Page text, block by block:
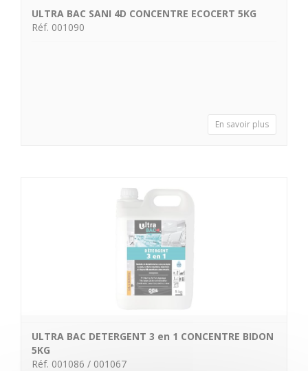
ULTRA BAC SANI 4D CONCENTRE ECOCERT 5KG
Réf. 001090
En savoir plus
ULTRA BAC DETERGENT 3 en 1 CONCENTRE BIDON
5KG
Réf. 001086 / 001067